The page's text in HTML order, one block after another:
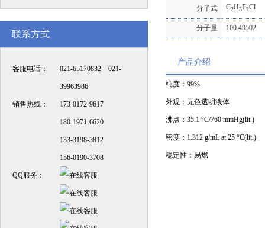
联系方式
客服电话： 021-65170832 021-
39963986
销售热线： 173-0172-9617
180-1971-6620
133-3198-3812
156-0190-3708
QQ服务：
分子式 C2H3F2Cl
分子量 100.49502
产品介绍
纯度：99%
外观：无色透明液体
沸点：35.1 °C/760 mmHg(lit.)
密度：1.312 g/mL at 25 °C(lit.)
稳定性：易燃